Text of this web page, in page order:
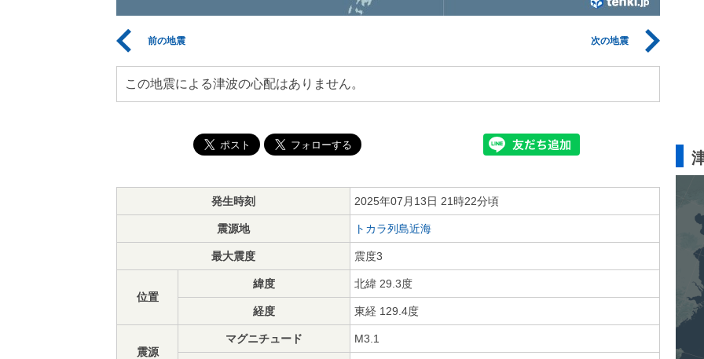
前の地震 次の地震
この地震による津波の心配はありません。
発生時刻 2025年07月13日 21時22分頃
震源地 トカラ列島近海
最大震度 震度3
位置
緯度 北緯 29.3度
経度 東経 129.4度
震源
マグニチュード M3.1